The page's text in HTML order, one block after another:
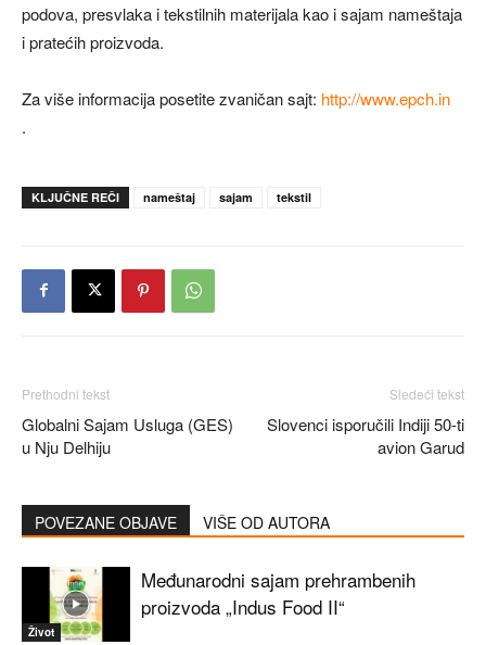
podova, presvlaka i tekstilnih materijala kao i sajam nameštaja
i pratećih proizvoda.
Za više informacija posetite zvaničan sajt: http://www.epch.in
.
KLJUČNE REČI nameštaj sajam tekstil
Prethodni tekst
Globalni Sajam Usluga (GES)
u Nju Delhiju
Sledeći tekst
Slovenci isporučili Indiji 50-ti
avion Garud
POVEZANE OBJAVE VIŠE OD AUTORA
Život
Međunarodni sajam prehrambenih
proizvoda „Indus Food II“